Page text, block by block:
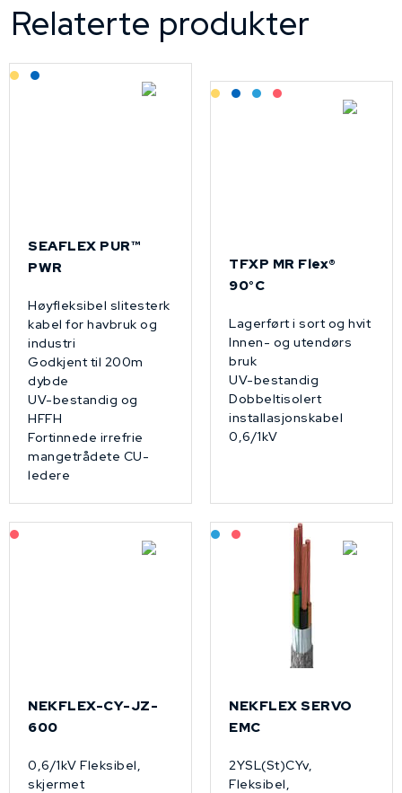
Relaterte produkter
Lagerført: Grossist
SEAFLEX PUR™
PWR
Høyfleksibel slitesterk
kabel for havbruk og
industri
Godkjent til 200m
dybde
UV-bestandig og
HFFH
Fortinnede irrefrie
mangetrådete CU-
ledere
Lagerført: Grossist
Lagerført: NEK Kabel
Bestilling: 2-3 uker
TFXP MR Flex®
90°C
Lagerført i sort og hvit
Innen- og utendørs
bruk
UV-bestandig
Dobbeltisolert
installasjonskabel
0,6/1kV
NEKFLEX-CY-JZ-
600
0,6/1kV Fleksibel,
skjermet
Bestilling: 2-3 uker
På forespørsel
NEKFLEX SERVO
EMC
2YSL(St)CYv,
Fleksibel,